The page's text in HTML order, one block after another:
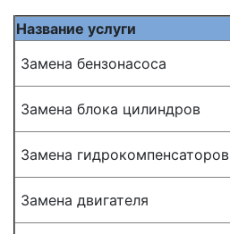
Название услуги
Замена бензонасоса
Замена блока цилиндров
Замена гидрокомпенсаторов
Замена двигателя